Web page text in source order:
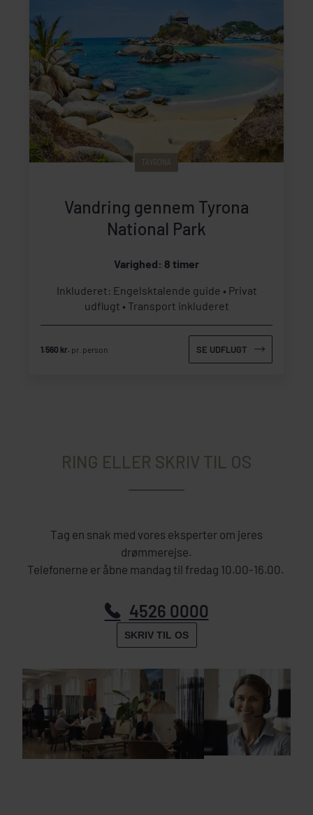
TAYRONA
Vandring gennem Tyrona
National Park
Varighed: 8 timer
Inkluderet: Engelsktalende guide
Privat
udflugt
Transport inkluderet
1.560 kr. pr. person SE UDFLUGT
RING ELLER SKRIV TIL OS
Tag en snak med vores eksperter om jeres
drømmerejse.
Telefonerne er åbne mandag til fredag 10.00-16.00.
4526 0000
SKRIV TIL OS